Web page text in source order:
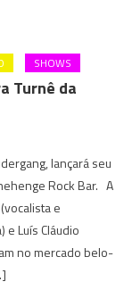
SHOWS
Turnê da
lançará seu
Rock Bar. A
e
e Luís Cláudio
no mercado belo-